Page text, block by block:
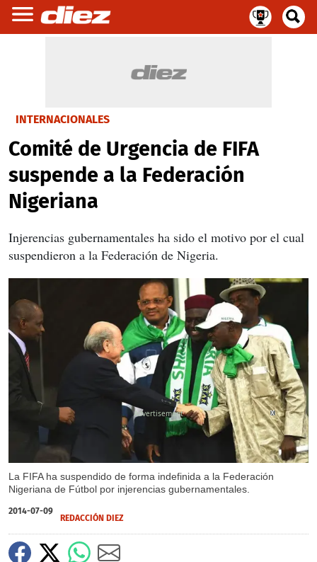
INTERNACIONALES
Comité de Urgencia de FIFA
suspende a la Federación
Nigeriana
Injerencias gubernamentales ha sido el motivo por el cual
suspendieron a la Federación de Nigeria.
La FIFA ha suspendido de forma indefinida a la Federación
Nigeriana de Fútbol por injerencias gubernamentales.
X
2014-07-09
REDACCIÓN DIEZ